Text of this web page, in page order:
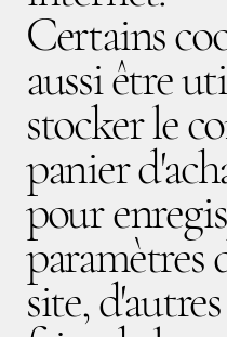
Certains
aussi être
stocker le
panier
pour
paramètres
site,